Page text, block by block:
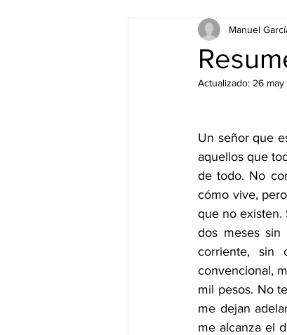
Manuel
Actualizado: 26
Un señor que
aquellos que
de todo. No
cómo vive,
que no existen.
dos meses sin
corriente, sin
convencional,
mil pesos. No
me dejan
me alcanza el